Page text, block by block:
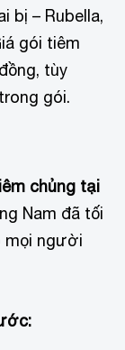
bị – Rubella,
gói tiêm
tùy
gói.
chủng tại
Nam đã tối
mọi người